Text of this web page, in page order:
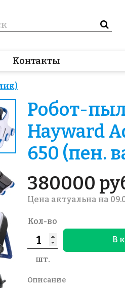
Контакты
Робот-
Hayward
650 (пен.
380000
Цена актуальна на
Кол-во
шт.
В
Описание